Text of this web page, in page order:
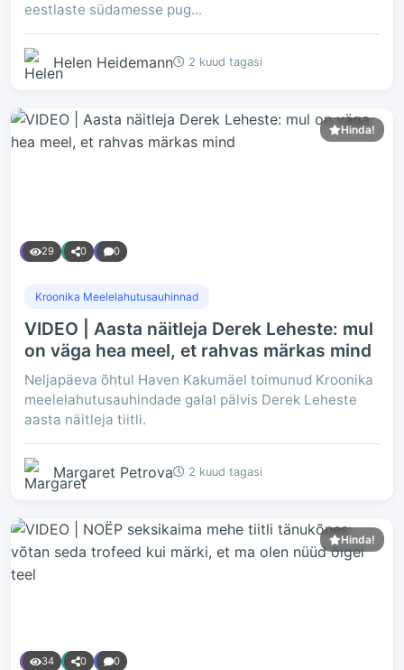
eestlaste südamesse pug...
Helen Heidemann 2 kuud tagasi
Hinda!
29 0 0
Kroonika Meelelahutusauhinnad
VIDEO | Aasta näitleja Derek Leheste: mul
on väga hea meel, et rahvas märkas mind
Neljapäeva õhtul Haven Kakumäel toimunud Kroonika
meelelahutusauhindade galal pälvis Derek Leheste
aasta näitleja tiitli.
Margaret Petrova 2 kuud tagasi
Hinda!
34 0 0